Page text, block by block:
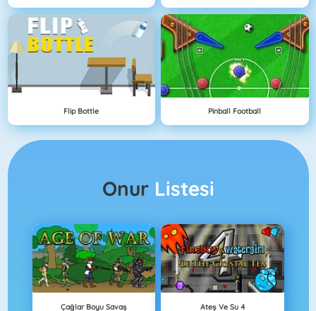
Flip Bottle Pinball Football
Onur Listesi
Çağlar Boyu Savaş Ateş Ve Su 4